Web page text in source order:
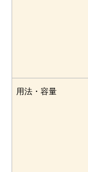
用法・容量